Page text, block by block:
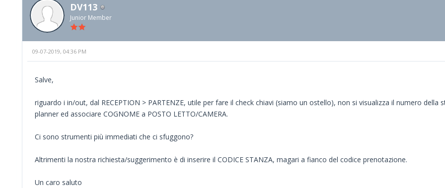
DV113
Junior Member
09-07-2019, 04:36 PM
Salve,
riguardo i in/out, dal RECEPTION > PARTENZE, utile per fare il check chiavi (siamo un ostello), non si visualizza il numero
planner ed associare COGNOME a POSTO LETTO/CAMERA.
Ci sono strumenti più immediati che ci sfuggono?
Altrimenti la nostra richiesta/suggerimento è di inserire il CODICE STANZA, magari a fianco del codice prenotazione.
Un caro saluto